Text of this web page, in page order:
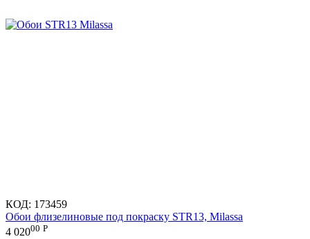
КОД: 173459
Обои флизелиновые под покраску STR13, Milassa
4 02000 Р